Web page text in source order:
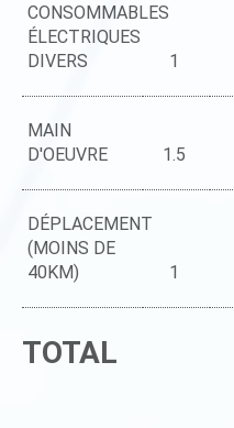
CONSOMMABLES
ÉLECTRIQUES
DIVERS
1
MAIN
D'OEUVRE
1.5
DÉPLACEMENT
(MOINS DE
40KM)
1
TOTAL